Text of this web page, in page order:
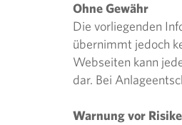
Ohne Gewähr
Die vorliegenden
übernimmt jedoch
Webseiten kann
dar. Bei
Warnung vor